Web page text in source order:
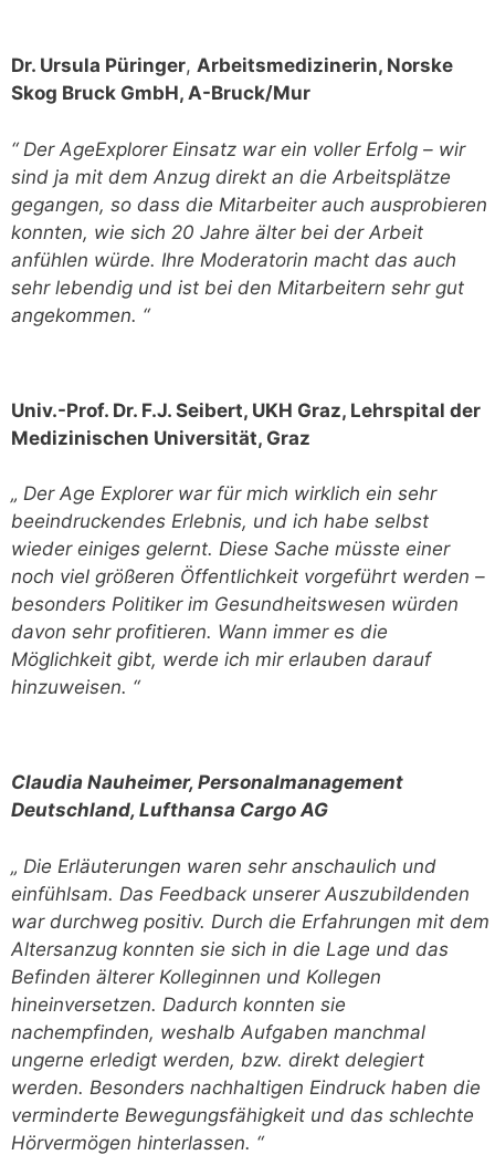
Dr. Ursula Püringer, Arbeitsmedizinerin, Norske
Skog Bruck GmbH, A-Bruck/Mur
“ Der AgeExplorer Einsatz war ein voller Erfolg – wir
sind ja mit dem Anzug direkt an die Arbeitsplätze
gegangen, so dass die Mitarbeiter auch ausprobieren
konnten, wie sich 20 Jahre älter bei der Arbeit
anfühlen würde. Ihre Moderatorin macht das auch
sehr lebendig und ist bei den Mitarbeitern sehr gut
angekommen. “
Univ.-Prof. Dr. F.J. Seibert, UKH Graz, Lehrspital der
Medizinischen Universität, Graz
„ Der Age Explorer war für mich wirklich ein sehr
beeindruckendes Erlebnis, und ich habe selbst
wieder einiges gelernt. Diese Sache müsste einer
noch viel größeren Öffentlichkeit vorgeführt werden –
besonders Politiker im Gesundheitswesen würden
davon sehr profitieren. Wann immer es die
Möglichkeit gibt, werde ich mir erlauben darauf
hinzuweisen. “
Claudia Nauheimer, Personalmanagement
Deutschland, Lufthansa Cargo AG
„ Die Erläuterungen waren sehr anschaulich und
einfühlsam. Das Feedback unserer Auszubildenden
war durchweg positiv. Durch die Erfahrungen mit dem
Altersanzug konnten sie sich in die Lage und das
Befinden älterer Kolleginnen und Kollegen
hineinversetzen. Dadurch konnten sie
nachempfinden, weshalb Aufgaben manchmal
ungerne erledigt werden, bzw. direkt delegiert
werden. Besonders nachhaltigen Eindruck haben die
verminderte Bewegungsfähigkeit und das schlechte
Hörvermögen hinterlassen. “